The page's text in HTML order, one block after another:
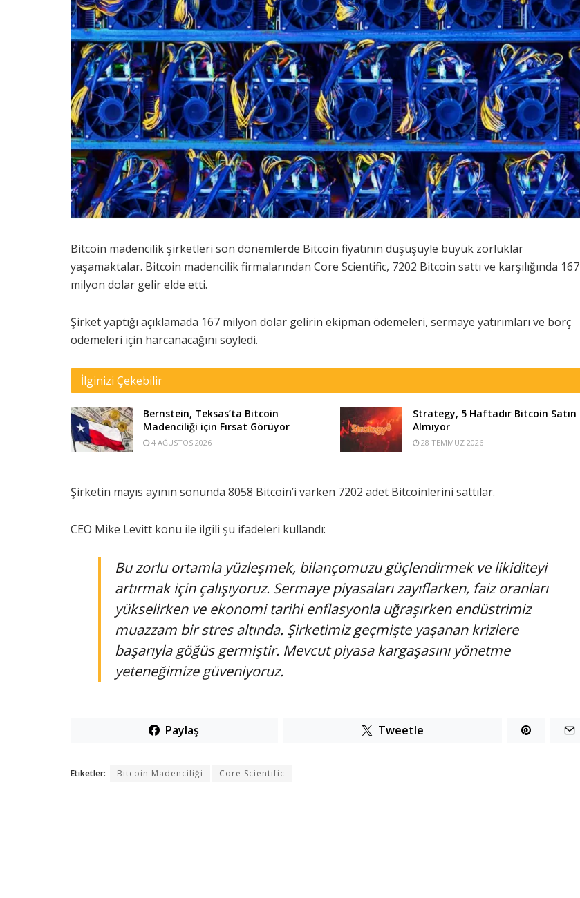
Bitcoin madencilik şirketleri son dönemlerde Bitcoin fiyatının düşüşüyle büyük zorluklar
yaşamaktalar. Bitcoin madencilik firmalarından Core Scientific, 7202 Bitcoin sattı ve karşılığında 167
milyon dolar gelir elde etti.
Şirket yaptığı açıklamada 167 milyon dolar gelirin ekipman ödemeleri, sermaye yatırımları ve borç
ödemeleri için harcanacağını söyledi.
İlginizi Çekebilir
Bernstein, Teksas’ta Bitcoin
Madenciliği için Fırsat Görüyor
4 AĞUSTOS 2026
Strategy, 5 Haftadır Bitcoin Satın
Almıyor
28 TEMMUZ 2026
Şirketin mayıs ayının sonunda 8058 Bitcoin’i varken 7202 adet Bitcoinlerini sattılar.
CEO Mike Levitt konu ile ilgili şu ifadeleri kullandı:
Bu zorlu ortamla yüzleşmek, bilançomuzu güçlendirmek ve likiditeyi
artırmak için çalışıyoruz. Sermaye piyasaları zayıflarken, faiz oranları
yükselirken ve ekonomi tarihi enflasyonla uğraşırken endüstrimiz
muazzam bir stres altında. Şirketimiz geçmişte yaşanan krizlere
başarıyla göğüs germiştir. Mevcut piyasa kargaşasını yönetme
yeteneğimize güveniyoruz.
Paylaş Tweetle
Etiketler: Bitcoin Madenciliği Core Scientific